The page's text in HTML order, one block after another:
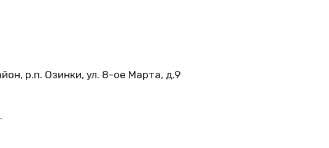
р.п. Озинки, ул. 8-ое Марта, д.9